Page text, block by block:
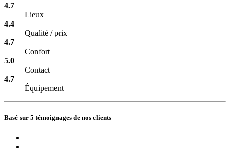
4.7
Lieux
4.4
Qualité / prix
4.7
Confort
5.0
Contact
4.7
Équipement
Basé sur 5 témoignages de nos clients